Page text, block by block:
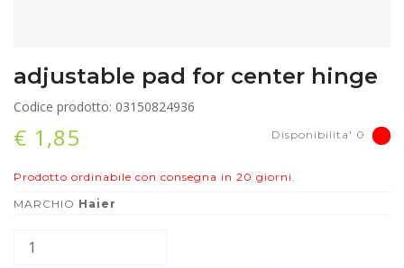
adjustable pad for center hinge
Codice prodotto: 03150824936
€ 1,85 Disponibilita' 0
Prodotto ordinabile con consegna in 20 giorni.
MARCHIO Haier